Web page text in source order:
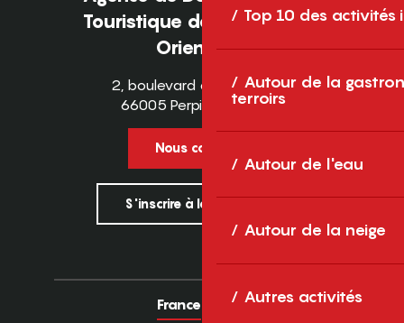
Top 10 des activités
Autour de la
terroirs
Autour de l'eau
Autour de la neige
Autres activités
Touristique des Pyrénées-
Orientales
2, boulevard des Pyrénées
66005 Perpignan Cedex
Nous contacter
S'inscrire à la newsletter
France Europe